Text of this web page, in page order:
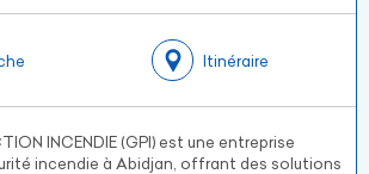
Itinéraire
INCENDIE (GPI) est une entreprise
incendie à Abidjan, offrant des solutions